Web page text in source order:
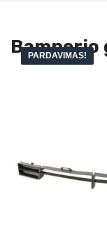
Bamperio
PARDAVIMAS!